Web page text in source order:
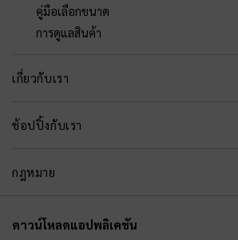
คู่มือเลือกขนาด
การดูแลสินค้า
เกี่ยวกับเรา
ช้อปปิ้งกับเรา
กฎหมาย
ดาวน์โหลดแอปพลิเคชัน